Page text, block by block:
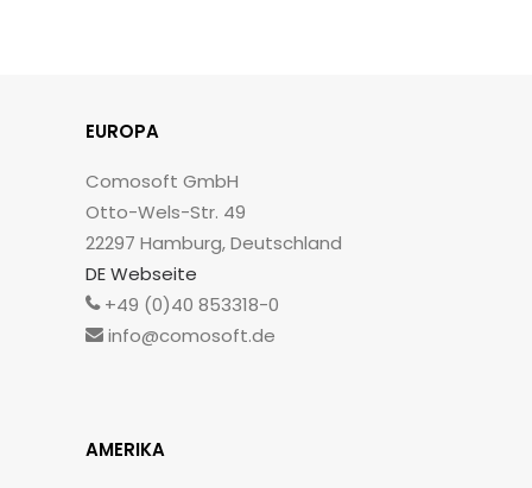
EUROPA
Comosoft GmbH
Otto-Wels-Str. 49
22297 Hamburg, Deutschland
DE Webseite
+49 (0)40 853318-0
info@comosoft.de
AMERIKA